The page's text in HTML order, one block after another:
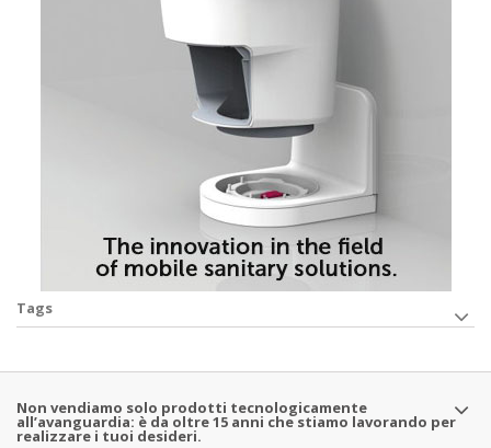
Tags
Non vendiamo solo prodotti tecnologicamente
all’avanguardia: è da oltre 15 anni che stiamo lavorando per
realizzare i tuoi desideri.